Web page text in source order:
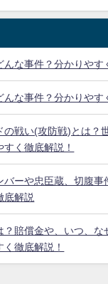
んな事件？分かりやす
んな事件？分かりやす
の戦い(攻防戦)とは？
く徹底解説！
バーや忠臣蔵、切腹事
底解説
？賠償金や、いつ、な
徹底解説！